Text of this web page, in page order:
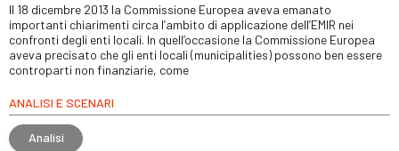
Il 18 dicembre 2013 la Commissione Europea aveva emanato
importanti chiarimenti circa l’ambito di applicazione dell’EMIR nei
confronti degli enti locali. In quell’occasione la Commissione Europea
aveva precisato che gli enti locali (municipalities) possono ben essere
controparti non finanziarie, come
ANALISI E SCENARI
Analisi